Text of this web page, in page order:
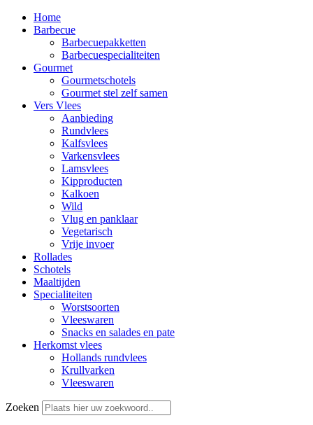
Home
Barbecue
Barbecuepakketten
Barbecuespecialiteiten
Gourmet
Gourmetschotels
Gourmet stel zelf samen
Vers Vlees
Aanbieding
Rundvlees
Kalfsvlees
Varkensvlees
Lamsvlees
Kipproducten
Kalkoen
Wild
Vlug en panklaar
Vegetarisch
Vrije invoer
Rollades
Schotels
Maaltijden
Specialiteiten
Worstsoorten
Vleeswaren
Snacks en salades en pate
Herkomst vlees
Hollands rundvlees
Krullvarken
Vleeswaren
Zoeken